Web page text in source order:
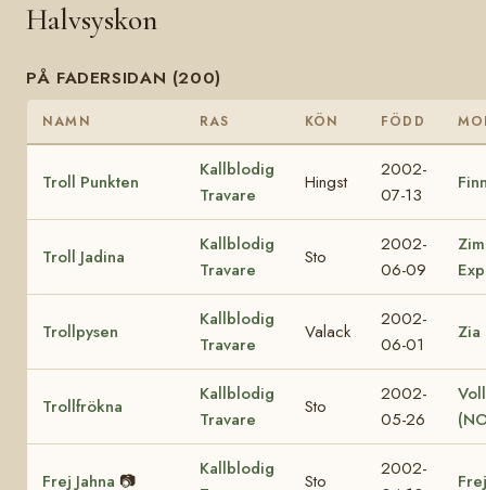
Halvsyskon
PÅ FADERSIDAN (200)
NAMN RAS KÖN FÖDD
Troll Punkten
Kallblodig
Travare
Hingst
2002-
07-13
Troll Jadina
Kallblodig
Travare
Sto
2002-
06-09
Trollpysen
Kallblodig
Travare
Valack
2002-
06-01
Zia
Trollfrökna
Kallblodig
Travare
Sto
2002-
05-26
Frej Jahna 📷
Kallblodig
Sto
2002-